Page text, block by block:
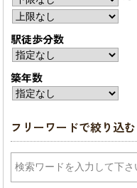
駅徒歩分数
築年数
フリーワードで絞り込む